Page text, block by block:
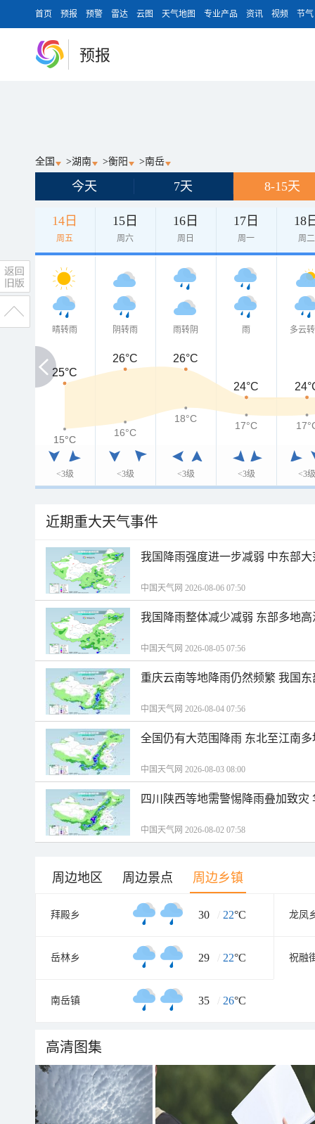
首页 预报 预警 雷达 云图 天气地图 专业产品 资讯 视频 节气
预报
全国 >湖南 >衡阳 >南岳
今天 7天 8-15天
14日
周五
15日
周六
16日
周日
17日
周一
18
周二
晴转雨
<3级
阴转雨
<3级
雨转阴
<3级
雨
<3级
多云
<3级
25°C
25°C
26°C 26°C
24°C
15°C
15°C
16°C
18°C
17°C
近期重大天气事件
我国降雨强度进一步减弱 中东部
中国天气网 2026-08-06 07:50
我国降雨整体减少减弱 东部多地
中国天气网 2026-08-05 07:56
重庆云南等地降雨仍然频繁 我国
中国天气网 2026-08-04 07:56
全国仍有大范围降雨 东北至江南
中国天气网 2026-08-03 08:00
四川陕西等地需警惕降雨叠加致
中国天气网 2026-08-02 07:58
周边地区 周边景点 周边乡镇
拜殿乡 30 / 22°C 龙凤
岳林乡 29 / 22°C 祝融
南岳镇 35 / 26°C
高清图集